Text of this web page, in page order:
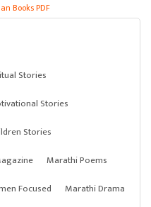
Books PDF
Stories
Stories
Stories
Marathi Poems
Focused
Marathi Drama